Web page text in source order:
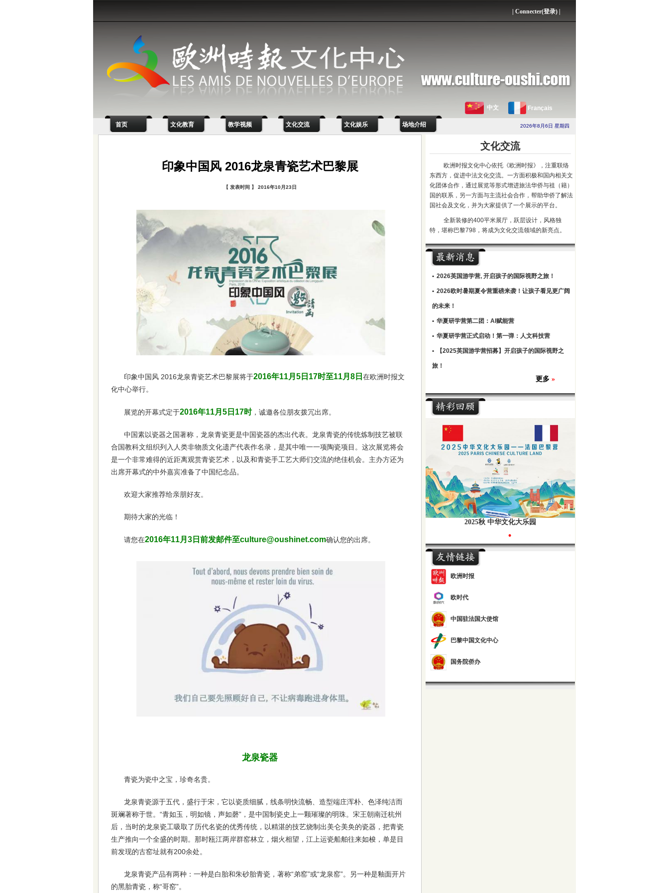
Connecter(登录)
中文 Français
首页 文化教育 教学视频 文化交流 文化娱乐 场地介绍 2026年8月6日 星期四
印象中国风 2016龙泉青瓷艺术巴黎展
【 发表时间 】 2016年10月23日
印象中国风 2016龙泉青瓷艺术巴黎展将于2016年11月5日17时至11月8日 在欧洲时报文
化中心举行。
展览的开幕式定于2016年11月5日17时，诚邀各位朋友拨冗出席。
中国素以瓷器之国著称，龙泉青瓷更是中国瓷器的杰出代表。龙泉青瓷的传统炼制技艺被联
合国教科文组织列入人类非物质文化遗产代表作名录，是其中唯一一项陶瓷项目。这次展览将会
是一个非常难得的近距离观赏青瓷艺术，以及和青瓷手工艺大师们交流的绝佳机会。主办方还为
出席开幕式的中外嘉宾准备了中国纪念品。
欢迎大家推荐给亲朋好友。
期待大家的光临！
请您在2016年11月3日前发邮件至culture@oushinet.com确认您的出席。
龙泉瓷器
青瓷为瓷中之宝，珍奇名贵。
龙泉青瓷源于五代，盛行于宋，它以瓷质细腻，线条明快流畅、造型端庄浑朴、色泽纯洁而
斑斓著称于世。“青如玉，明如镜，声如磬”，是中国制瓷史上一颗璀璨的明珠。宋王朝南迁杭州
后，当时的龙泉瓷工吸取了历代名瓷的优秀传统，以精湛的技艺烧制出美仑美奂的瓷器，把青瓷
生产推向一个全盛的时期。那时瓯江两岸群窑林立，烟火相望，江上运瓷船舶往来如梭，单是目
前发现的古窑址就有200余处。
龙泉青瓷产品有两种：一种是白胎和朱砂胎青瓷，著称“弟窑”或“龙泉窑”。另一种是釉面开片
的黑胎青瓷，称“哥窑”。
文化交流
欧洲时报文化中心依托《欧洲时报》，注重联络
东西方，促进中法文化交流。一方面积极和国内相关文
化团体合作，通过展览等形式增进旅法华侨与祖（籍）
国的联系，另一方面与主流社会合作，帮助华侨了解法
国社会及文化，并为大家提供了一个展示的平台。
全新装修的400平米展厅，跃层设计，风格独
特，堪称巴黎798，将成为文化交流领域的新亮点。
• 2026英国游学营, 开启孩子的国际视野之旅！
• 2026欧时暑期夏令营重磅来袭！让孩子看见更广阔
的未来！
• 华夏研学营第二团：AI赋能营
• 华夏研学营正式启动！第一弹：人文科技营
• 【2025英国游学营招募】开启孩子的国际视野之
旅！
更多 »
2025秋 中华文化大乐园
•
欧洲时报
欧时代
中国驻法国大使馆
巴黎中国文化中心
国务院侨办